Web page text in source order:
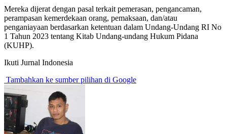
Mereka dijerat dengan pasal terkait pemerasan, pengancaman,
perampasan kemerdekaan orang, pemaksaan, dan/atau
penganiayaan berdasarkan ketentuan dalam Undang-Undang RI No
1 Tahun 2023 tentang Kitab Undang-undang Hukum Pidana
(KUHP).
Ikuti Jurnal Indonesia
Tambahkan ke sumber pilihan di Google